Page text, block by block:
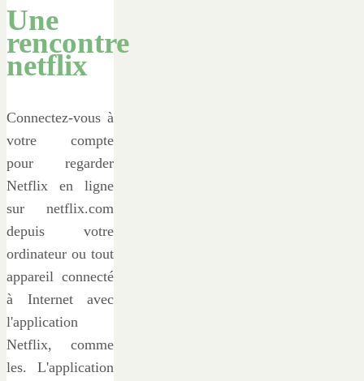
Une
rencontre
netflix
Connectez-vous à
votre compte
pour regarder
Netflix en ligne
sur netflix.com
depuis votre
ordinateur ou tout
appareil connecté
à Internet avec
l'application
Netflix, comme
les. L'application